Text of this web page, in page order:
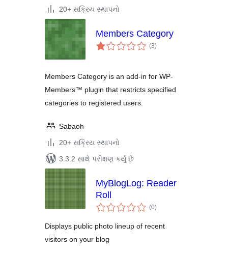
20+ સક્રિય સ્થાપનો
Members Category
(3કુલ
રેટિંગ્સ
)
Members Category is an add-in for WP-
Members™ plugin that restricts specified
categories to registered users.
Sabaoh
20+ સક્રિય સ્થાપનો
3.3.2 સાથે પરીક્ષણ કર્યું છે
MyBlogLog: Reader
Roll
(0કુલ
રેટિંગ્સ
)
Displays public photo lineup of recent
visitors on your blog